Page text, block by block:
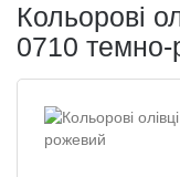
Кольорові
0710